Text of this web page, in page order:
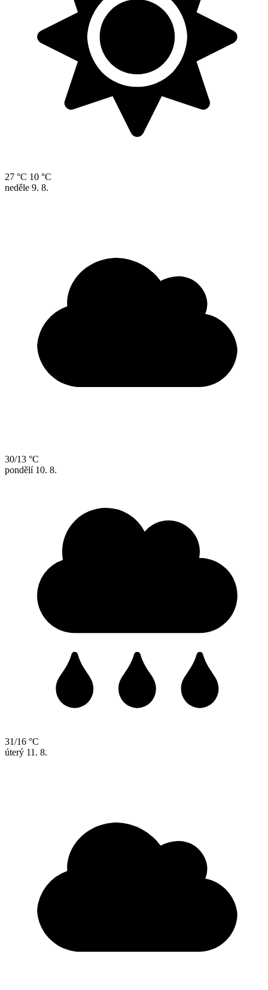
27 °C 10 °C
neděle 9. 8.
30/13 °C
pondělí 10. 8.
31/16 °C
úterý 11. 8.